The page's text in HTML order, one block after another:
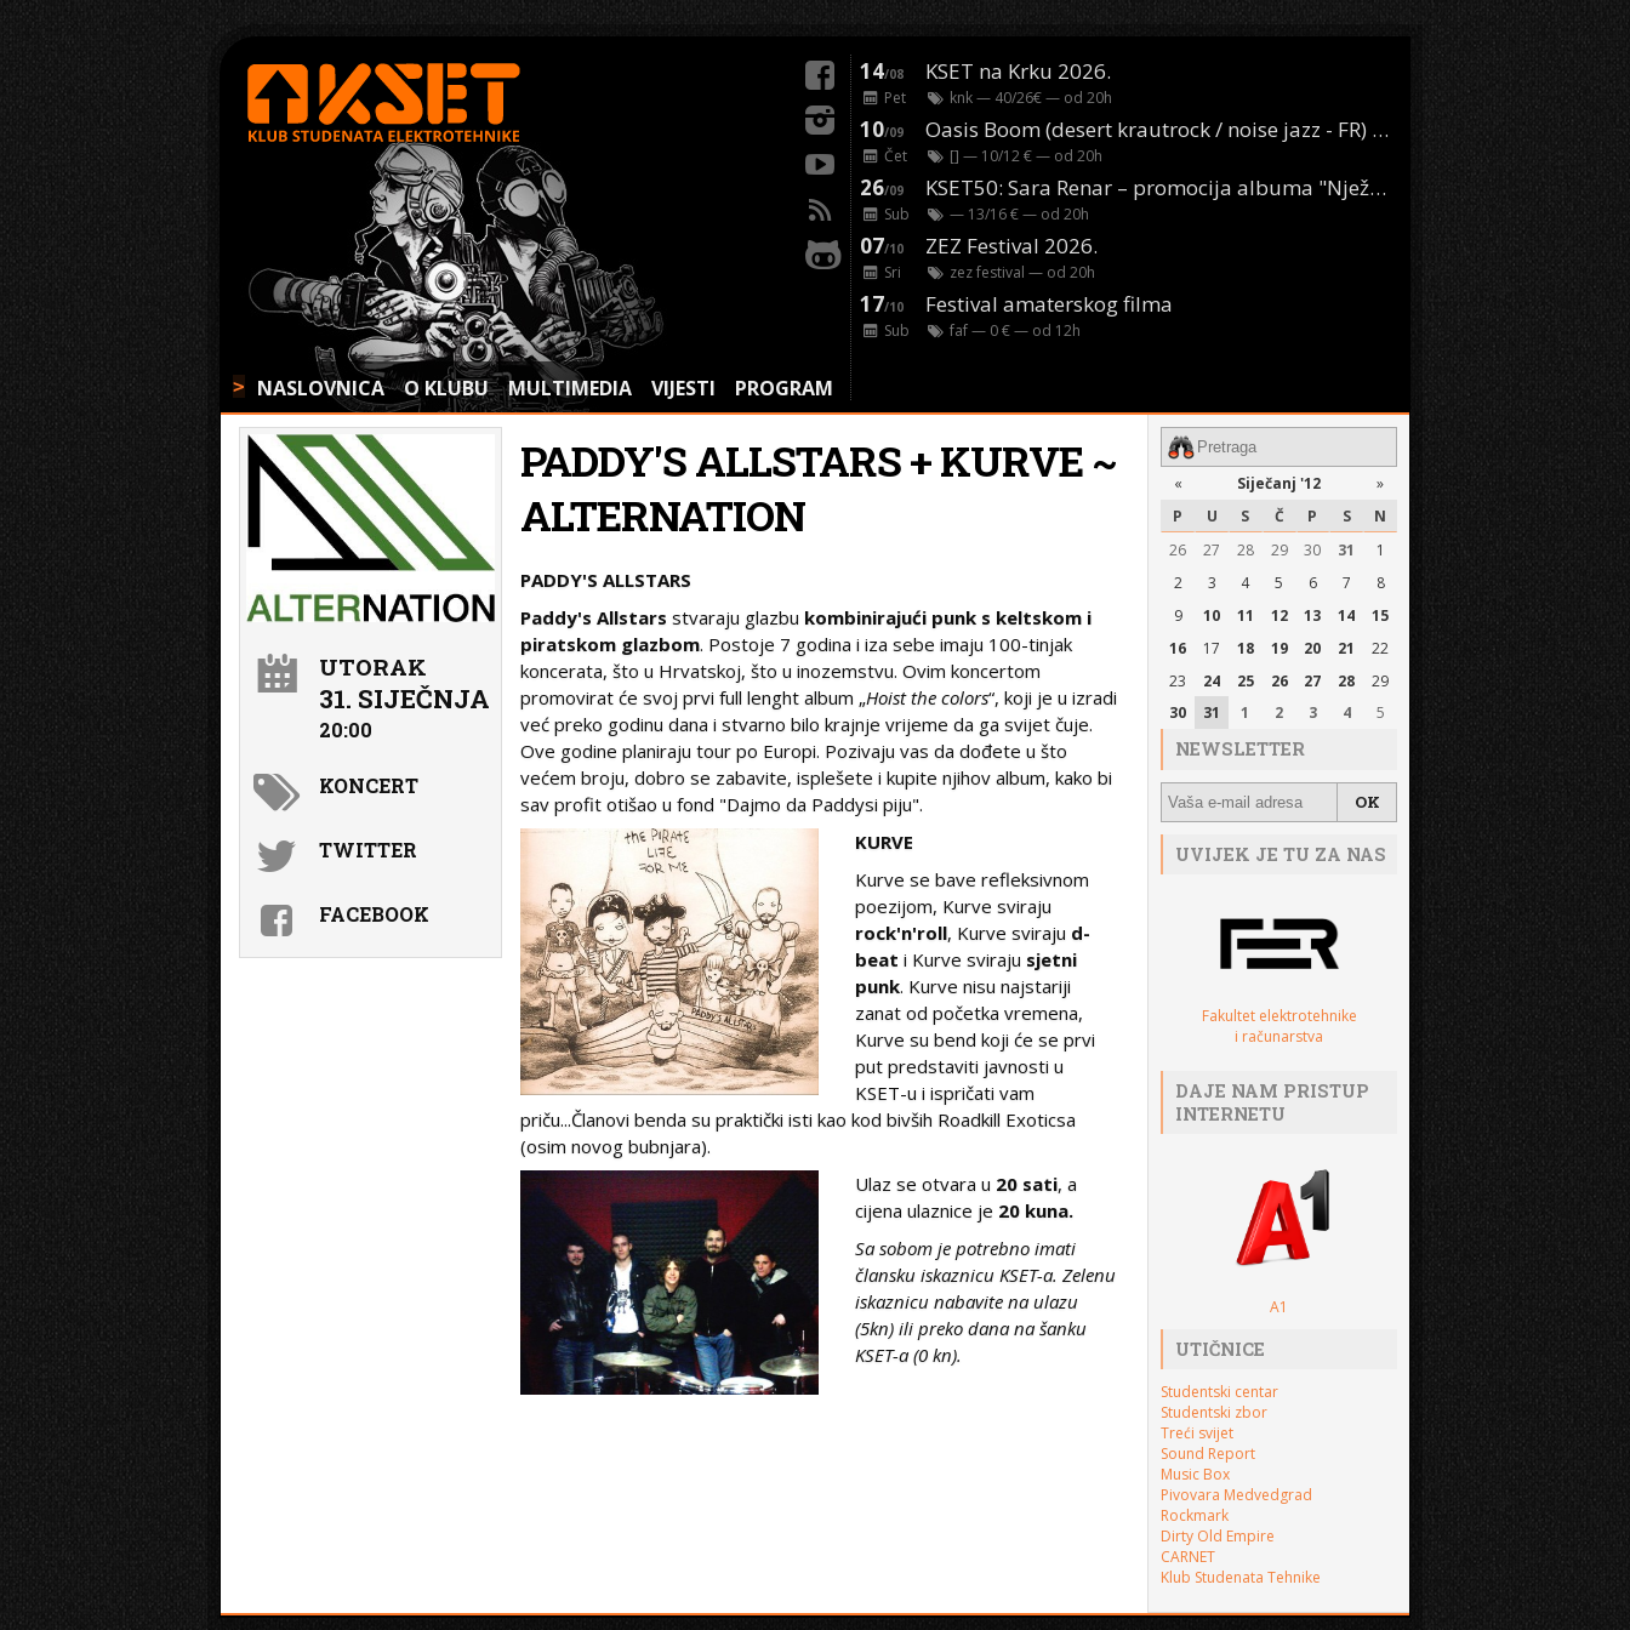
> NASLOVNICA O KLUBU MULTIMEDIA VIJESTI PROGRAM
14/08 KSET na Krku 2026.
Pet knk— 40/26€ — od 20h
10/09 Oasis Boom (desert krautrock / noise jazz - FR) @ KONTEJNER
Čet [] — 10/12 € — od 20h
26/09 KSET50: Sara Renar – promocija albuma "Nježne riječi" @ Močvara
Sub — 13/16 € — od 20h
07/10 ZEZ Festival 2026.
Sri zez festival — od 20h
17/10 Festival amaterskog filma
Sub faf— 0 € — od 12h
PADDY'S ALLSTARS + KURVE ~
ALTERNATION
PADDY'S ALLSTARS
Paddy's Allstars stvaraju glazbu kombinirajući punk s keltskom i
piratskom glazbom. Postoje 7 godina i iza sebe imaju 100-tinjak
koncerata, što u Hrvatskoj, što u inozemstvu. Ovim koncertom
promovirat će svoj prvi full lenght album „Hoist the colors“, koji je u izradi
već preko godinu dana i stvarno bilo krajnje vrijeme da ga svijet čuje.
Ove godine planiraju tour po Europi. Pozivaju vas da dođete u što
većem broju, dobro se zabavite, isplešete i kupite njihov album, kako bi
sav profit otišao u fond "Dajmo da Paddysi piju".
KURVE
Kurve se bave refleksivnom
poezijom, Kurve sviraju
rock'n'roll, Kurve sviraju d-
beat i Kurve sviraju sjetni
punk. Kurve nisu najstariji
zanat od početka vremena,
Kurve su bend koji će se prvi
put predstaviti javnosti u
KSET-u i ispričati vam
priču...Članovi benda su praktički isti kao kod bivših Roadkill Exoticsa
(osim novog bubnjara).
Ulaz se otvara u 20 sati, a
cijena ulaznice je 20 kuna.
Sa sobom je potrebno imati
člansku iskaznicu KSET-a. Zelenu
iskaznicu nabavite na ulazu
(5kn) ili preko dana na šanku
KSET-a (0 kn).
UTORAK
31. SIJEČNJA
20:00
KONCERT
TWITTER
FACEBOOK
« Siječanj '12
»
P
U S Č P S
N
26
27 28 29 30 31
1
2
3 4 5 6 7
8
9
10 11 12 13 14
15
16
17 18 19 20 21
22
23
24 25 26 27 28
29
30
31 1 2 3 4 5
NEWSLETTER
UVIJEK JE TU ZA NAS
Fakultet elektrotehnike
i računarstva
DAJE NAM PRISTUP
INTERNETU
A1
UTIČNICE
Studentski centar
Studentski zbor
Treći svijet
Sound Report
Music Box
Pivovara Medvedgrad
Rockmark
Dirty Old Empire
CARNET
Klub Studenata Tehnike